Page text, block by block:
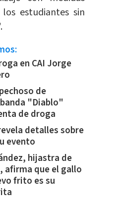
estudiantes sin
en CAI Jorge
de
"Diablo"
de droga
detalles sobre
evento
hijastra de
afirma que el gallo
frito es su